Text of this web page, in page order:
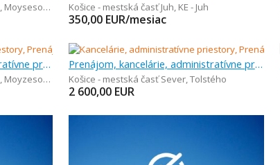
, Moysesova 36 Košice - mestská časť Juh, KE - Juh
350,00 EUR/mesiac
Prenájom, kancelárie, administratívne priestory, 41 m
, Moyzesova 36
Prenájom, kancelárie, administratívne priestory, 163 m
Košice - mestská časť Sever,Tolstého
2 600,00 EUR